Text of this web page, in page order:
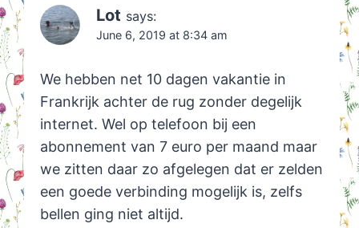
Lot says:
June 6, 2019 at 8:34 am
We hebben net 10 dagen vakantie in
Frankrijk achter de rug zonder degelijk
internet. Wel op telefoon bij een
abonnement van 7 euro per maand maar
we zitten daar zo afgelegen dat er zelden
een goede verbinding mogelijk is, zelfs
bellen ging niet altijd.